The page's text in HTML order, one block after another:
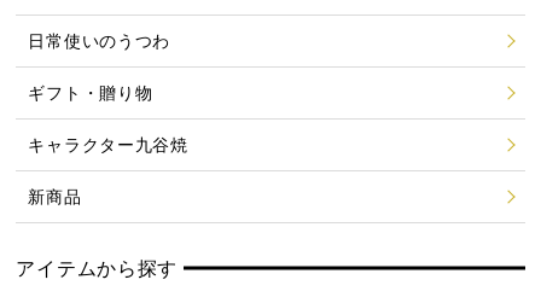
日常使いのうつわ
ギフト・贈り物
キャラクター九谷焼
新商品
アイテムから探す